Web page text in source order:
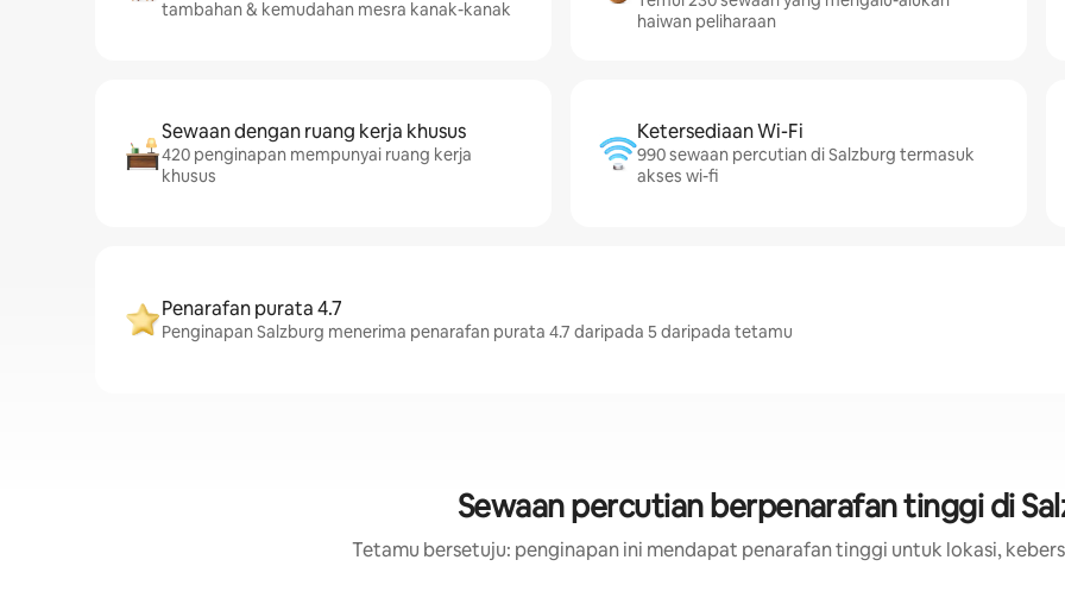
tambahan & kemudahan mesra kanak-kanak
haiwan peliharaan
Sewaan dengan ruang kerja khusus
420 penginapan mempunyai ruang kerja
khusus
Ketersediaan Wi-Fi
990 sewaan percutian di Salzburg termasuk
akses wi-fi
Penarafan purata 4.7
Penginapan Salzburg menerima penarafan purata 4.7 daripada 5 daripada tetamu
Sewaan percutian berpenarafan tinggi di
Tetamu bersetuju: penginapan ini mendapat penarafan tinggi untuk lokasi,